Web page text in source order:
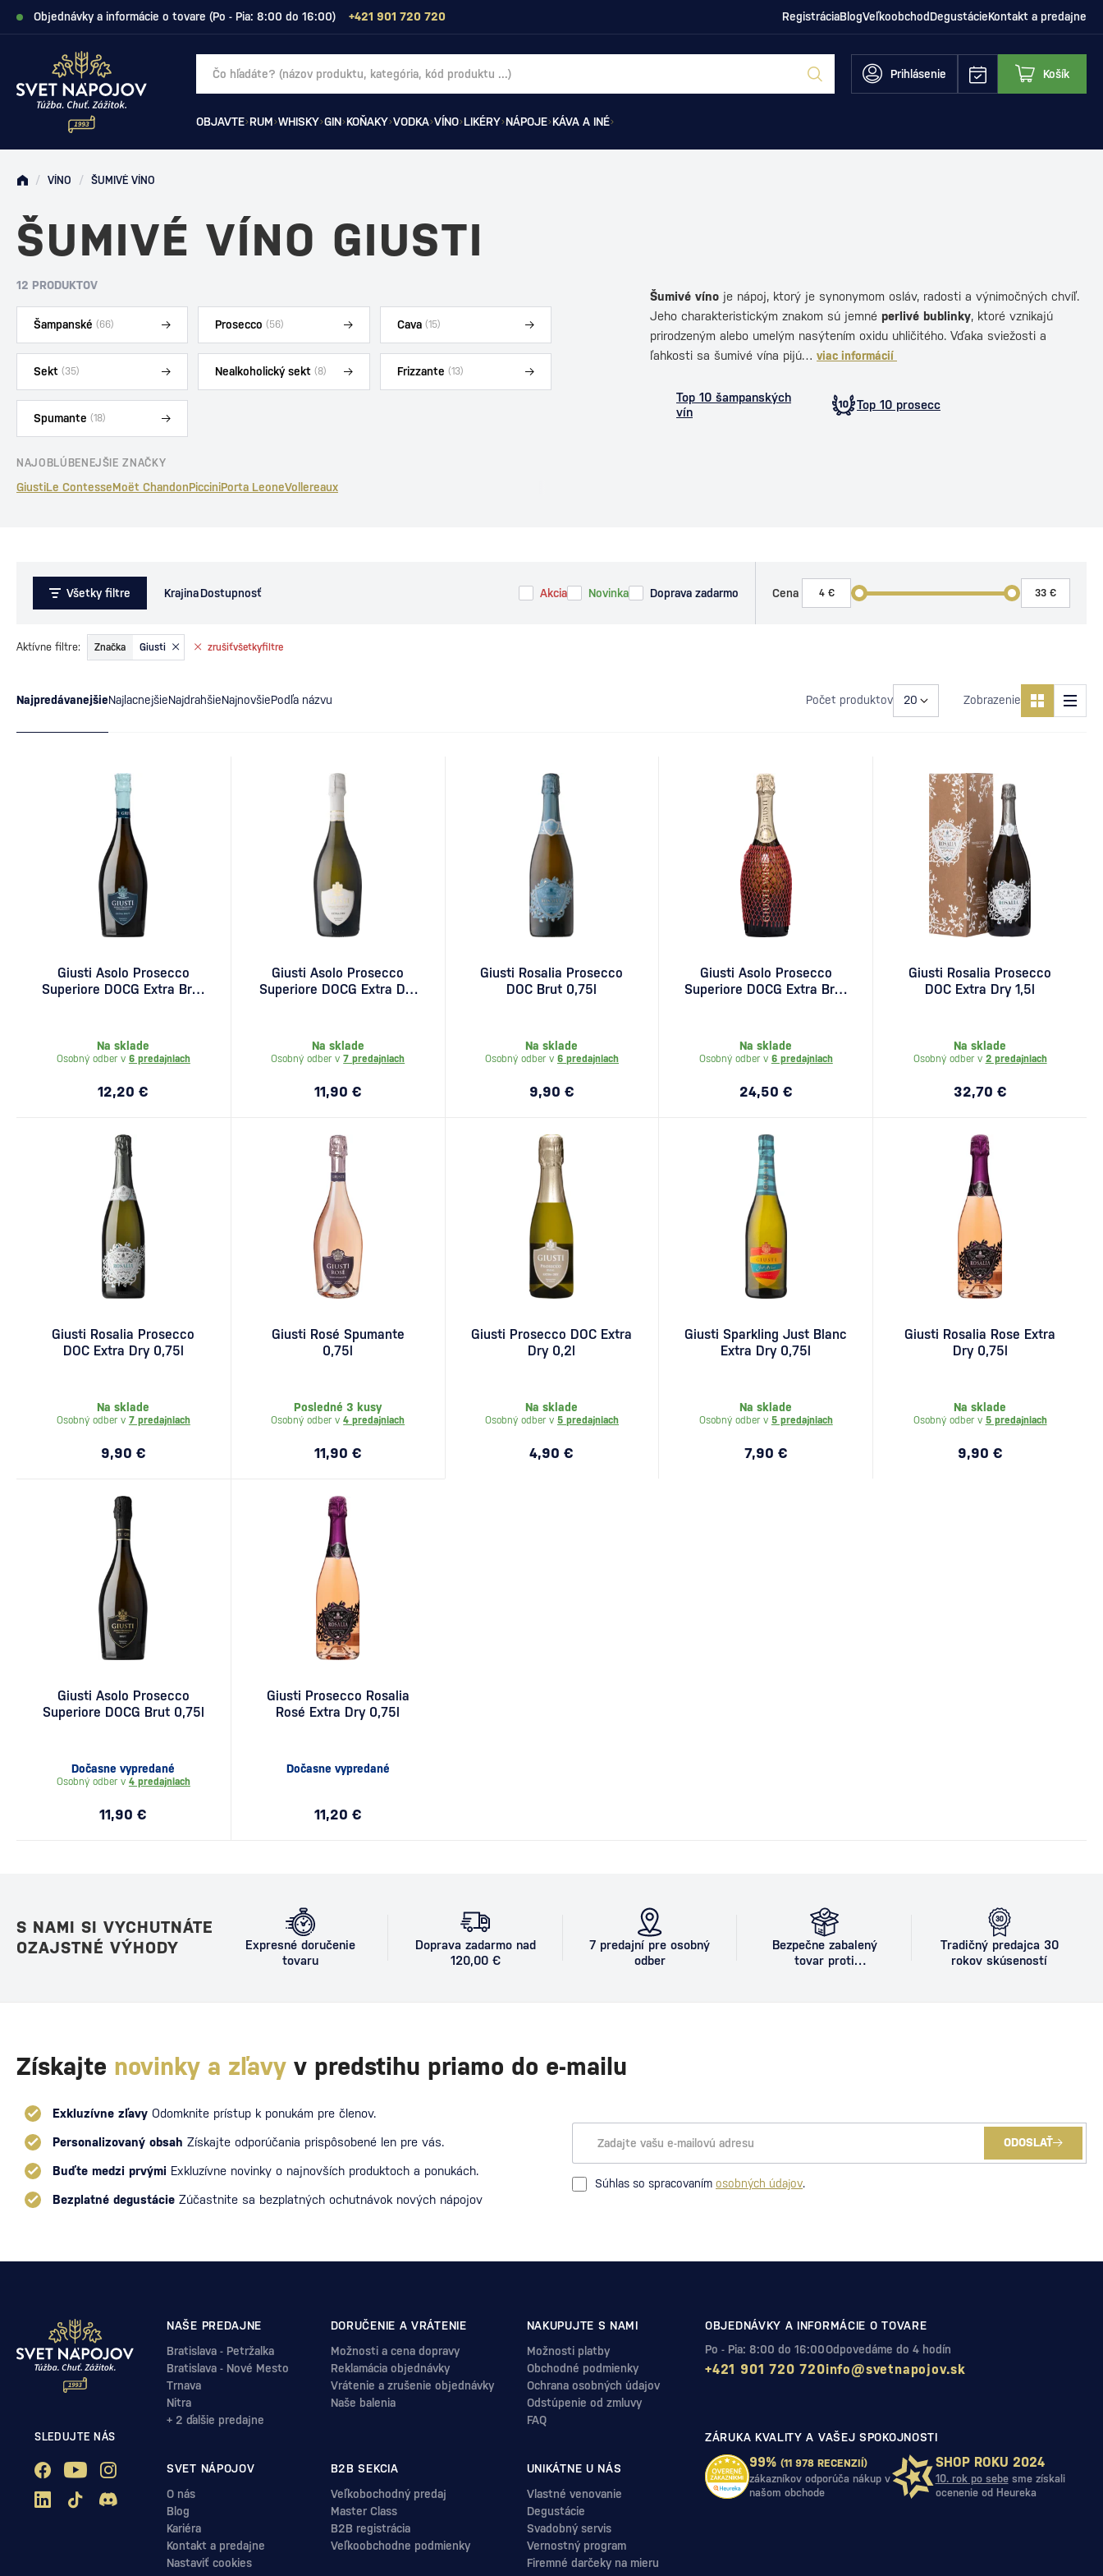
Objednávky a informácie o tovare (Po - Pia: 8:00 do 16:00) +421 901 720 720 RegistráciaBlogVeľkoobchodDegustácieKontakt a predajne
Prihlásenie Košík
OBJAVTE RUM WHISKY GIN KOŇAKY VODKA VÍNO LIKÉRY NÁPOJE KÁVA A INÉ
/ VÍNO / ŠUMIVÉ VÍNO
ŠUMIVÉ VÍNO GIUSTI
12 PRODUKTOV
Šampanské (66) Prosecco(56) Cava (15)
Sekt (35) Nealkoholický sekt(8) Frizzante (13)
Spumante (18)
NAJOBLÚBENEJŠIE ZNAČKY
GiustiLe ContesseMoët ChandonPicciniPorta LeoneVollereaux
Šumivé víno je nápoj, ktorý je synonymom osláv, radosti a výnimočných chvíľ.
Jeho charakteristickým znakom sú jemné perlivé bublinky, ktoré vznikajú
prirodzeným alebo umelým nasýtením oxidu uhličitého. Vďaka sviežosti a
ľahkosti sa šumivé vína pijú… viac informácií
Top 10 šampanských
vín
Top 10 prosecc
Všetky filtre KrajinaDostupnosť Akcia Novinka Doprava zadarmo Cena
NajpredávanejšieNajlacnejšieNajdrahšieNajnovšiePodľa názvu Počet produktov Zobrazenie
zrušiťvšetkyfiltre
Aktívne filtre: Značka Giusti
Giusti Asolo Prosecco
Superiore DOCG Extra Brut
Na sklade
Osobný odber v 6 predajniach
12,20 €
Giusti Asolo Prosecco
Superiore DOCG Extra Dry
Na sklade
Osobný odber v7 predajniach
11,90 €
Giusti Rosalia Prosecco
DOC Brut 0,75l
Na sklade
Osobný odber v 6 predajniach
9,90 €
Giusti Asolo Prosecco
Superiore DOCG Extra Brut
Na sklade
Osobný odber v 6 predajniach
24,50 €
Giusti Rosalia Prosecco
DOC Extra Dry 1,5l
Na sklade
Osobný odber v 2 predajniach
32,70 €
Giusti Rosalia Prosecco
DOC Extra Dry 0,75l
Na sklade
Osobný odber v 7 predajniach
9,90 €
Giusti Rosé Spumante
0,75l
Posledné 3 kusy
Osobný odber v4 predajniach
11,90 €
Giusti Prosecco DOC Extra
Dry 0,2l
Na sklade
Osobný odber v 5 predajniach
4,90 €
Giusti Sparkling Just Blanc
Extra Dry 0,75l
Na sklade
Osobný odber v 5 predajniach
7,90 €
Giusti Rosalia Rose Extra
Dry 0,75l
Na sklade
Osobný odber v 5 predajniach
9,90 €
Giusti Asolo Prosecco
Superiore DOCG Brut 0,75l
Dočasne vypredané
Osobný odber v 4 predajniach
11,90 €
Giusti Prosecco Rosalia
Rosé Extra Dry 0,75l
Dočasne vypredané
11,20 €
S NAMI SI VYCHUTNÁTE
OZAJSTNÉ VÝHODY
Expresné doručenie
tovaru
Doprava zadarmo nad
120,00 €
7 predajní pre osobný
odber
Bezpečne zabalený
tovar proti
Tradičný predajca 30
rokov skúseností
Získajte novinky a zľavy v predstihu priamo do e-mailu
Exkluzívne zľavy Odomknite prístup k ponukám pre členov.
Personalizovaný obsah Získajte odporúčania prispôsobené len pre vás.
Buďte medzi prvými Exkluzívne novinky o najnovších produktoch a ponukách.
Bezplatné degustácie Zúčastnite sa bezplatných ochutnávok nových nápojov
ODOSLAŤ
Súhlas so spracovaním osobných údajov.
SLEDUJTE NÁS
NAŠE PREDAJNE
Bratislava - Petržalka
Bratislava - Nové Mesto
Trnava
Nitra
+ 2 ďalšie predajne
DORUČENIE A VRÁTENIE
Možnosti a cena dopravy
Reklamácia objednávky
Vrátenie a zrušenie objednávky
Naše balenia
NAKUPUJTE S NAMI
Možnosti platby
Obchodné podmienky
Ochrana osobných údajov
Odstúpenie od zmluvy
FAQ
SVET NÁPOJOV
O nás
Blog
Kariéra
Kontakt a predajne
Nastaviť cookies
B2B SEKCIA
Veľkobochodný predaj
Master Class
B2B registrácia
Veľkoobchodne podmienky
UNIKÁTNE U NÁS
Vlastné venovanie
Degustácie
Svadobný servis
Vernostný program
Firemné darčeky na mieru
OBJEDNÁVKY A INFORMÁCIE O TOVARE
Po - Pia: 8:00 do 16:00
+421 901 720 720
Odpovedáme do 4 hodín
info@svetnapojov.sk
ZÁRUKA KVALITY A VAŠEJ SPOKOJNOSTI
99% (11 978 RECENZIÍ)
zákazníkov odporúča nákup v
našom obchode
SHOP ROKU 2024
10. rok po sebesme získali
ocenenie od Heureka